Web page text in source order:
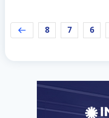
6
7
8